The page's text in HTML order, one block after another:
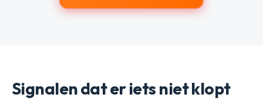
Signalen dat er iets niet klopt